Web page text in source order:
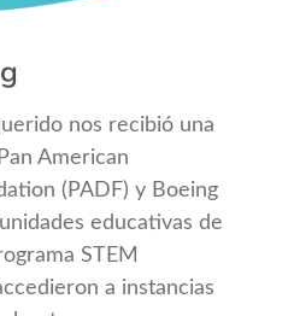
nos recibió una
American
(PADF) y Boeing
educativas de
STEM
a instancias